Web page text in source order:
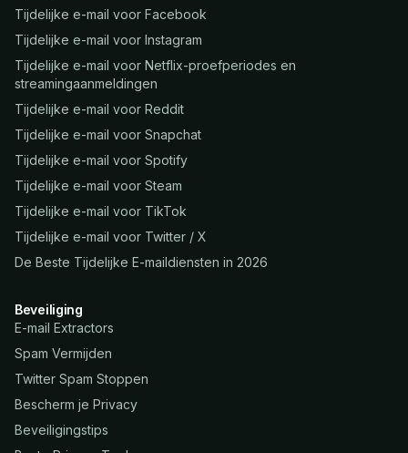
Tijdelijke e-mail voor Facebook
Tijdelijke e-mail voor Instagram
Tijdelijke e-mail voor Netflix-proefperiodes en
streamingaanmeldingen
Tijdelijke e-mail voor Reddit
Tijdelijke e-mail voor Snapchat
Tijdelijke e-mail voor Spotify
Tijdelijke e-mail voor Steam
Tijdelijke e-mail voor TikTok
Tijdelijke e-mail voor Twitter / X
De Beste Tijdelijke E-maildiensten in 2026
Beveiliging
E-mail Extractors
Spam Vermijden
Twitter Spam Stoppen
Bescherm je Privacy
Beveiligingstips